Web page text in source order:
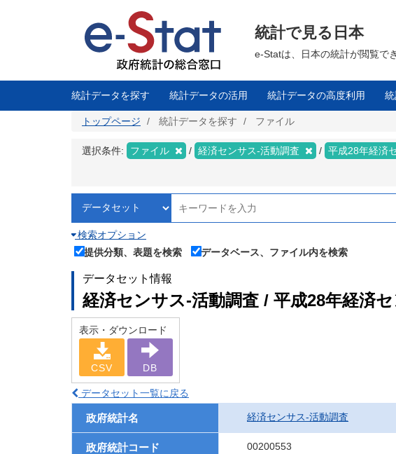
に
統計で見る日本
e-Statは、日本の統計が閲覧で
統計データを探す 統計データの活用 統計データの高度利用
トップページ 統計データを探す ファイル
選択条件: ファイル 経済センサス‐活動調査 平成28年経済
検索オプション
提供分類、表題を検索
データベース、ファイル内を検索
データセット情報
経済センサス‐活動調査 / 平成28年経済
表示・ダウンロード
CSV DB
データセット一覧に戻る
政府統計名 経済センサス‐活動調査
政府統計コード 00200553